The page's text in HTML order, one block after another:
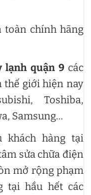
toàn chính hãng
lạnh quận 9 các
thế giới hiện nay
Toshiba,
Samsung…
khách hàng tại
sửa chữa điện
mở rộng phạm
tại hầu hết các